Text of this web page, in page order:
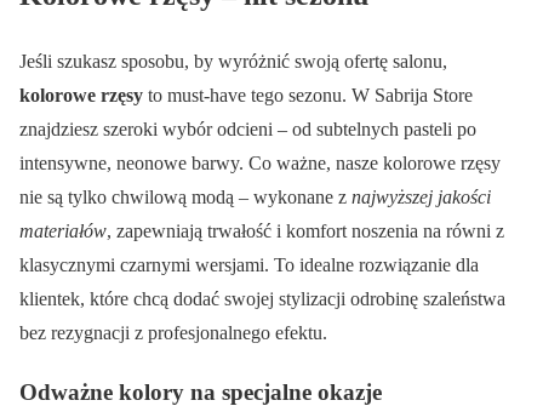
Jeśli szukasz sposobu, by wyróżnić swoją ofertę salonu,
kolorowe rzęsy to must-have tego sezonu. W Sabrija Store
znajdziesz szeroki wybór odcieni – od subtelnych pasteli po
intensywne, neonowe barwy. Co ważne, nasze kolorowe rzęsy
nie są tylko chwilową modą – wykonane z najwyższej jakości
materiałów, zapewniają trwałość i komfort noszenia na równi z
klasycznymi czarnymi wersjami. To idealne rozwiązanie dla
klientek, które chcą dodać swojej stylizacji odrobinę szaleństwa
bez rezygnacji z profesjonalnego efektu.
Odważne kolory na specjalne okazje